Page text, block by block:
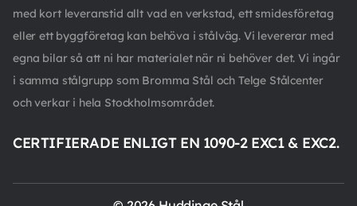
med kort leveranstid allt vad en verkstad, ett smidesföretag
eller ett byggföretag kan behöva i stålväg. Vi levererar med
egna bilar så att ni har materialet när ni behöver det. Vi ingår
i samma stålgrupp som Bromma Stål och Telge Stålcenter
och verkar i hela Stockholmsområdet.
CERTIFIERADE ENLIGT EN 1090-2 EXC1 & EXC2.